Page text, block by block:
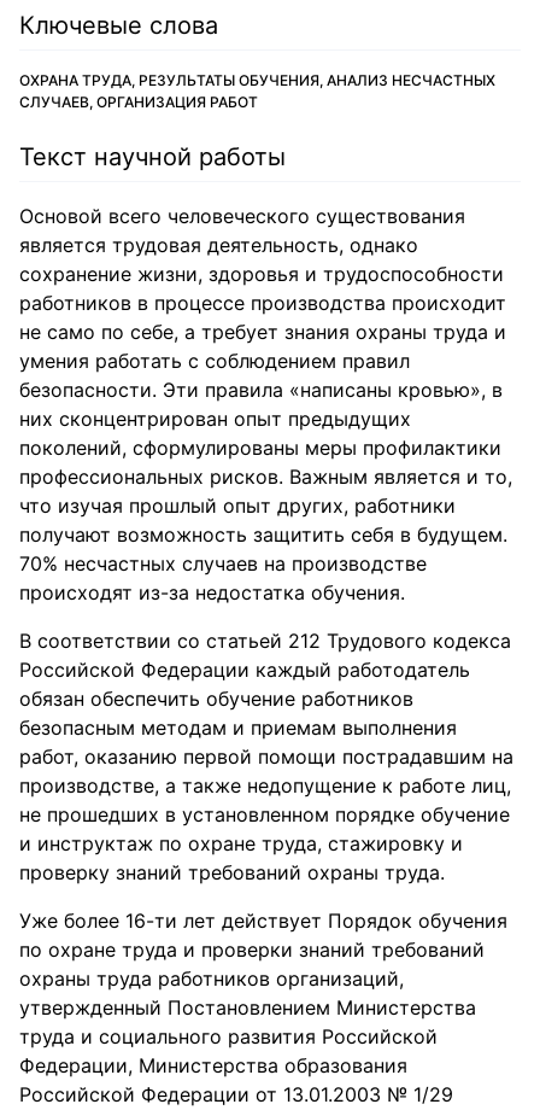
Ключевые слова
ОХРАНА ТРУДА, РЕЗУЛЬТАТЫ ОБУЧЕНИЯ, АНАЛИЗ НЕСЧАСТНЫХ
СЛУЧАЕВ, ОРГАНИЗАЦИЯ РАБОТ
Текст научной работы
Основой всего человеческого существования
является трудовая деятельность, однако
сохранение жизни, здоровья и трудоспособности
работников в процессе производства происходит
не само по себе, а требует знания охраны труда и
умения работать с соблюдением правил
безопасности. Эти правила «написаны кровью», в
них сконцентрирован опыт предыдущих
поколений, сформулированы меры профилактики
профессиональных рисков. Важным является и то,
что изучая прошлый опыт других, работники
получают возможность защитить себя в будущем.
70% несчастных случаев на производстве
происходят из-за недостатка обучения.
В соответствии со статьей 212 Трудового кодекса
Российской Федерации каждый работодатель
обязан обеспечить обучение работников
безопасным методам и приемам выполнения
работ, оказанию первой помощи пострадавшим на
производстве, а также недопущение к работе лиц,
не прошедших в установленном порядке обучение
и инструктаж по охране труда, стажировку и
проверку знаний требований охраны труда.
Уже более 16-ти лет действует Порядок обучения
по охране труда и проверки знаний требований
охраны труда работников организаций,
утвержденный Постановлением Министерства
труда и социального развития Российской
Федерации, Министерства образования
Российской Федерации от 13.01.2003 № 1/29